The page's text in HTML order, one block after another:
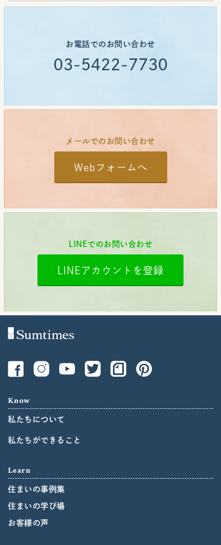
お電話でのお問い合わせ
03-5422-7730
メールでのお問い合わせ
Webフォームへ
LINEでのお問い合わせ
LINEアカウントを登録
Know
私たちについて
私たちができること
Learn
住まいの事例集
住まいの学び場
お客様の声